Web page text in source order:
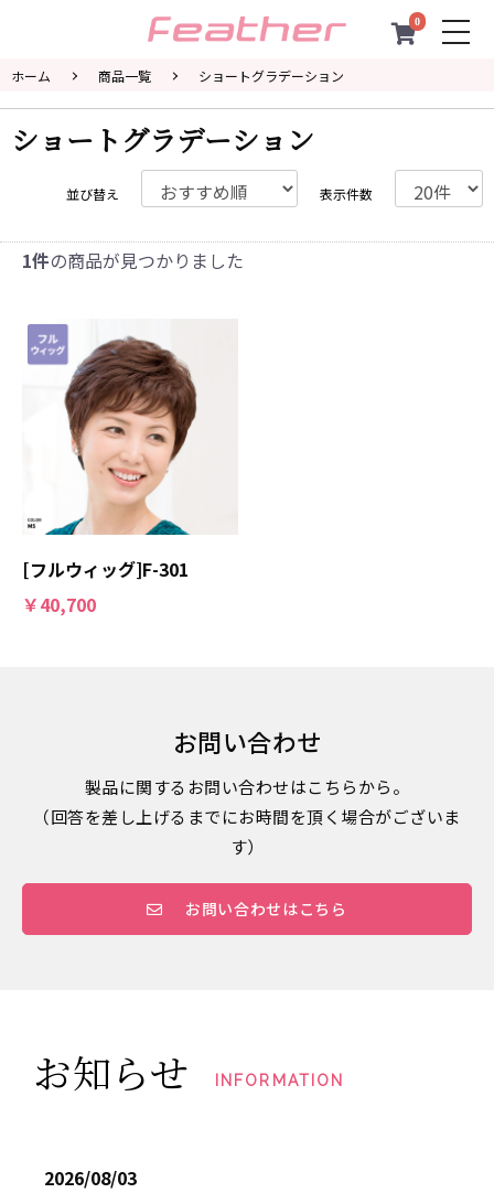
0
ホーム 商品一覧 ショートグラデーション
ショートグラデーション
並び替え 表示件数
1件の商品が見つかりました
[フルウィッグ]F-301
￥40,700
お問い合わせ
製品に関するお問い合わせはこちらから。
（回答を差し上げるまでにお時間を頂く場合がございま
す）
お問い合わせはこちら
お知らせ INFORMATION
2026/08/03